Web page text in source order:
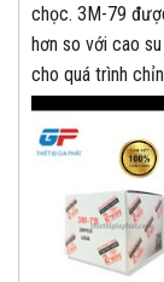
chọc. 3M-79
hơn so với cao
cho quá trình